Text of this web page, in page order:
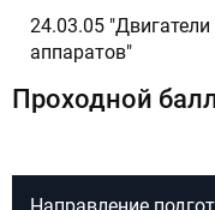
24.03.05
аппаратов"
Проходной